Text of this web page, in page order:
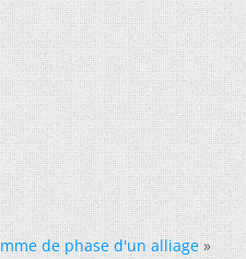
de phase d'un alliage »